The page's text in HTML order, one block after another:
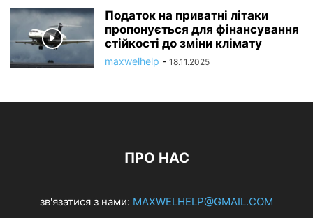
Податок на приватні літаки
пропонується для фінансування
стійкості до зміни клімату
maxwelhelp - 18.11.2025
ПРО НАС
зв'язатися з нами: MAXWELHELP@GMAIL.COM